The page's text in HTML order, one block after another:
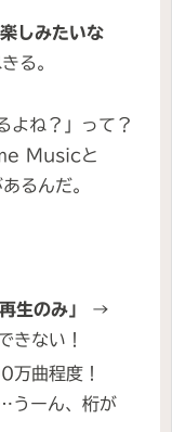
しみたいな
る。
よね？」って？
Musicと
るんだ。
生のみ」
→
きない！
曲程度！
ーん、桁が